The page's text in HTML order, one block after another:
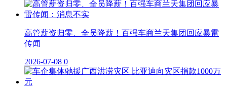
高管薪资归零、全员降薪！百强车商兰天集团回应暴雷
传闻
2026-07-08 0